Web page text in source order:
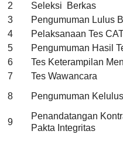
2
Seleksi Berkas
3
Pengumuman Lulus
4
Pelaksanaan Tes
5
Pengumuman Hasil
6
Tes Keterampilan
7
Tes Wawancara
8
Pengumuman
9
Penandatangan
Pakta Integritas